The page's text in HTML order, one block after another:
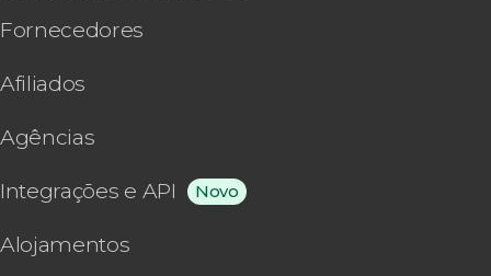
Fornecedores
Afiliados
Agências
Integrações e API Novo
Alojamentos